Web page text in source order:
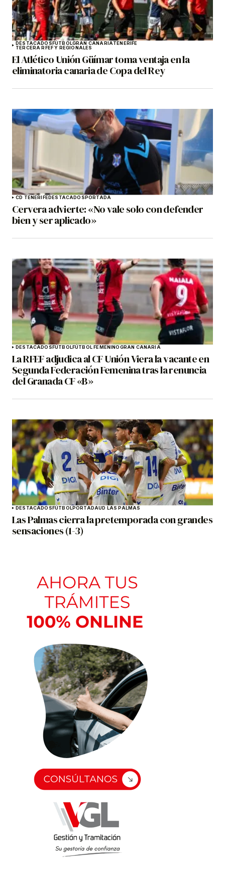
DESTACADOSFÚTBOLGRAN CANARIATENERIFE
TERCERA RFEF Y REGIONALES
El Atlético Unión Güímar toma ventaja en la
eliminatoria canaria de Copa del Rey
CD TENERIFEDESTACADOSPORTADA
Cervera advierte: «No vale solo con defender
bien y ser aplicado»
DESTACADOSFÚTBOLFÚTBOL FEMENINOGRAN CANARIA
La RFEF adjudica al CF Unión Viera la vacante en
Segunda Federación Femenina tras la renuncia
del Granada CF «B»
DESTACADOSFÚTBOLPORTADAUD LAS PALMAS
Las Palmas cierra la pretemporada con grandes
sensaciones (1-3)